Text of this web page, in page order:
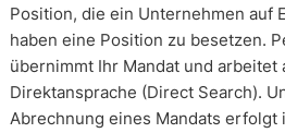
Position, die ein Unternehmen auf
haben eine Position zu besetzen.
übernimmt Ihr Mandat und
Direktansprache (Direct Search).
Abrechnung eines Mandats erfolgt